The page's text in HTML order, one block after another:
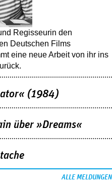
Regisseurin den
Deutschen Films
eine neue Arbeit von ihr ins
(1984)
über »Dreams«
ALLE MELDUNGEN